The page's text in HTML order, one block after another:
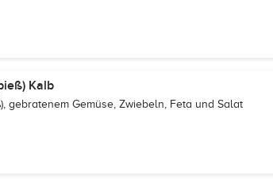
Kalb
gebratenem Gemüse, Zwiebeln, Feta und Salat